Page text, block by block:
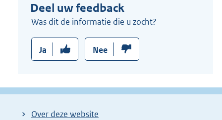
Deel uw feedback
Was dit de informatie die u zocht?
Ja Nee
Over deze website